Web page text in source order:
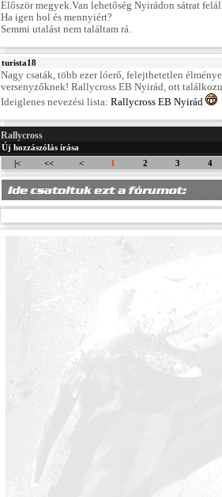
Először megyek.Van lehetőség Nyirádon sátrat
Ha igen hol és mennyiért?
Semmi utalást nem találtam rá.
turista18
Nagy csaták, több ezer lóerő, felejthetetlen
versenyzőknek! Rallycross EB Nyirád, ott
Ideiglenes nevezési lista: Rallycross EB Nyirád
Rallycross
Új hozzászólás írása
|<
<< < 1 2 3 4